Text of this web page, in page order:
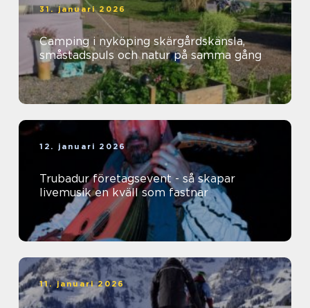
31. januari 2026
Camping i nyköping skärgårdskänsla,
småstadspuls och natur på samma gång
12. januari 2026
Trubadur företagsevent - så skapar
livemusik en kväll som fastnar
11. januari 2026